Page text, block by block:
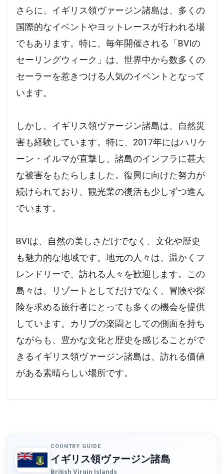
さらに、イギリス領ヴァージン諸島は、多くの
国際的なイベントやヨットレースが行われる場
でもあります。特に、毎年開催される「BVIの
セーリングウィーク」は、世界中から数多くの
セーラーを惹きつける人気のイベントとなって
います。
しかし、イギリス領ヴァージン諸島は、自然災
害も経験しています。特に、2017年にはハリケ
ーン・イルマが直撃し、諸島のインフラに甚大
な被害をもたらしました。復興に向けた努力が
続けられており、観光業の復活も少しずつ進ん
でいます。
BVIは、自然の美しさだけでなく、文化や歴史
も魅力的な地域です。地元の人々は、温かくフ
レンドリーで、訪れる人々を歓迎します。この
島々は、リゾートとしてだけでなく、冒険や探
険を求める旅行者にとっても多くの機会を提供
しています。カリブの楽園としての側面を持ち
ながらも、豊かな文化と歴史を感じることがで
きるイギリス領ヴァージン諸島は、訪れる価値
がある素晴らしい場所です。
COUNTRY GUIDE
イギリス領ヴァージン諸島
British Virgin Islands